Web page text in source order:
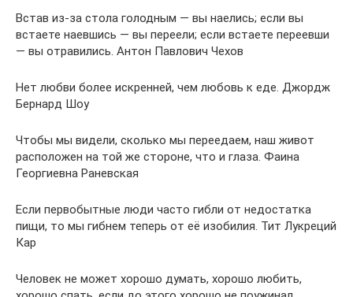
Встав из-за стола голодным — вы наелись; если вы
встаете наевшись — вы переели; если встаете переевши
— вы отравились. Антон Павлович Чехов
Нет любви более искренней, чем любовь к еде. Джордж
Бернард Шоу
Чтобы мы видели, сколько мы переедаем, наш живот
расположен на той же стороне, что и глаза. Фаина
Георгиевна Раневская
Если первобытные люди часто гибли от недостатка
пищи, то мы гибнем теперь от её изобилия. Тит Лукреций
Кар
Человек не может хорошо думать, хорошо любить,